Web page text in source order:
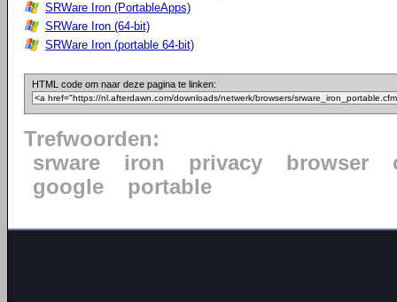
SRWare Iron (PortableApps)
SRWare Iron (64-bit)
SRWare Iron (portable 64-bit)
HTML code om naar deze pagina te linken:
Trefwoorden:
srware
iron privacy browser
google
portable